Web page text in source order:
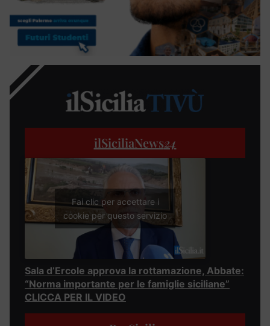
ilSiciliaNews24
Fai clic per accettare i
cookie per questo servizio
Sala d’Ercole approva la rottamazione, Abbate:
“Norma importante per le famiglie siciliane”
CLICCA PER IL VIDEO